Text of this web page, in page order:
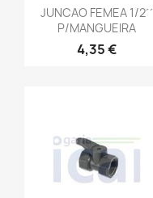
JUNCAO FEMEA 1/2´´
P/MANGUEIRA
4,35 €